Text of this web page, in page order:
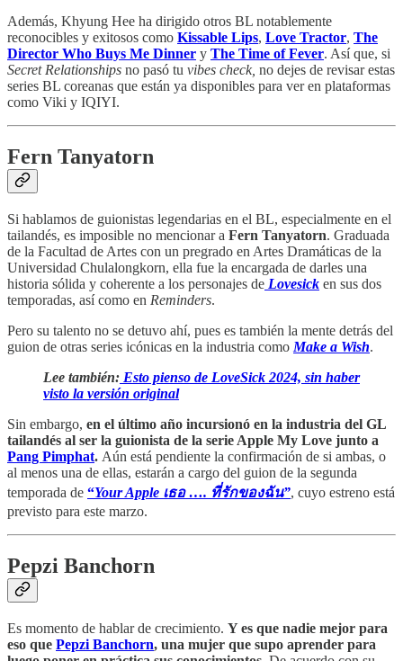
Además, Khyung Hee ha dirigido otros BL notablemente
reconocibles y exitosos como Kissable Lips, Love Tractor, The
Director Who Buys Me Dinner y The Time of Fever. Así que, si
Secret Relationships no pasó tu vibes check, no dejes de revisar estas
series BL coreanas que están ya disponibles para ver en plataformas
como Viki y IQIYI.
Fern Tanyatorn
Si hablamos de guionistas legendarias en el BL, especialmente en el
tailandés, es imposible no mencionar a Fern Tanyatorn. Graduada
de la Facultad de Artes con un pregrado en Artes Dramáticas de la
Universidad Chulalongkorn, ella fue la encargada de darles una
historia sólida y coherente a los personajes de Lovesick en sus dos
temporadas, así como en Reminders.
Pero su talento no se detuvo ahí, pues es también la mente detrás del
guion de otras series icónicas en la industria como Make a Wish.
Lee también: Esto pienso de LoveSick 2024, sin haber
visto la versión original
Sin embargo, en el último año incursionó en la industria del GL
tailandés al ser la guionista de la serie Apple My Love junto a
Pang Pimphat. Aún está pendiente la confirmación de si ambas, o
al menos una de ellas, estarán a cargo del guion de la segunda
temporada de “Your Apple เธอ …. ที่รักของฉัน”, cuyo estreno está
previsto para este marzo.
Pepzi Banchorn
Es momento de hablar de crecimiento. Y es que nadie mejor para
eso que Pepzi Banchorn, una mujer que supo aprender para